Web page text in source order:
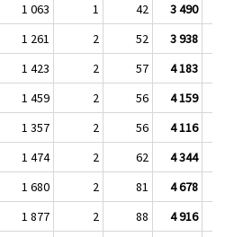
1 063 1 42
3 490
1 261 2 52
3 938
1 423 2 57
4 183
1 459 2 56
4 159
1 357 2 56
4 116
1 474 2 62
4 344
1 680 2 81
4 678
1 877 2 88
4 916